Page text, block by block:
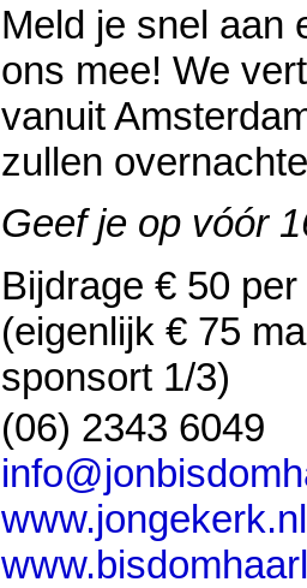
Meld je snel aan
ons mee! We
vanuit
zullen
Geef je op vóór
Bijdrage € 50
(eigenlijk € 75
sponsort 1/3)
(06) 2343 6049
www.jongekerk.nl